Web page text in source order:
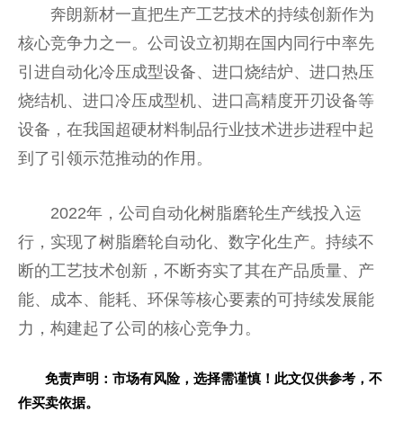
奔朗新材一直把生产工艺技术的持续创新作为
核心竞争力之一。公司设立初期在国内同行中率先
引进自动化冷压成型设备、进口烧结炉、进口热压
烧结机、进口冷压成型机、进口高精度开刃设备等
设备，在我国超硬材料制品行业技术进步进程中起
到了引领示范推动的作用。
2022年，公司自动化树脂磨轮生产线投入运
行，实现了树脂磨轮自动化、数字化生产。持续不
断的工艺技术创新，不断夯实了其在产品质量、产
能、成本、能耗、环保等核心要素的可持续发展能
力，构建起了公司的核心竞争力。
免责声明：市场有风险，选择需谨慎！此文仅供参考，不
作买卖依据。